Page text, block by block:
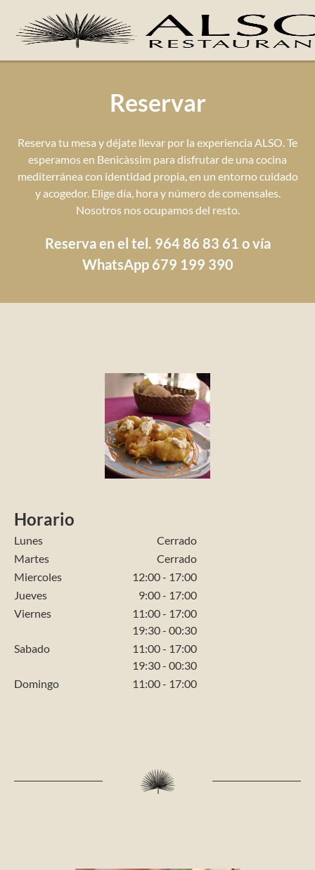
Reservar
Reserva tu mesa y déjate llevar por la experiencia ALSO. Te
esperamos en Benicàssim para disfrutar de una cocina
mediterránea con identidad propia, en un entorno cuidado
y acogedor. Elige día, hora y número de comensales.
Nosotros nos ocupamos del resto.
Reserva en el tel. 964 86 83 61 o vía
WhatsApp 679 199 390
Horario
Lunes
Cerrado
Martes
Cerrado
Miercoles
12:00 - 17:00
Jueves
9:00 - 17:00
Viernes
11:00 - 17:00
19:30 - 00:30
Sabado
11:00 - 17:00
19:30 - 00:30
Domingo
11:00 - 17:00